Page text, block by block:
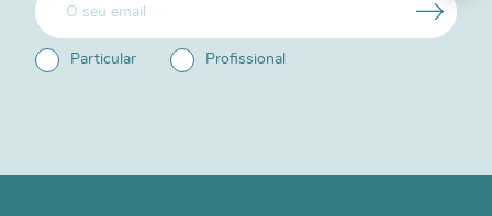
Particular Profissional